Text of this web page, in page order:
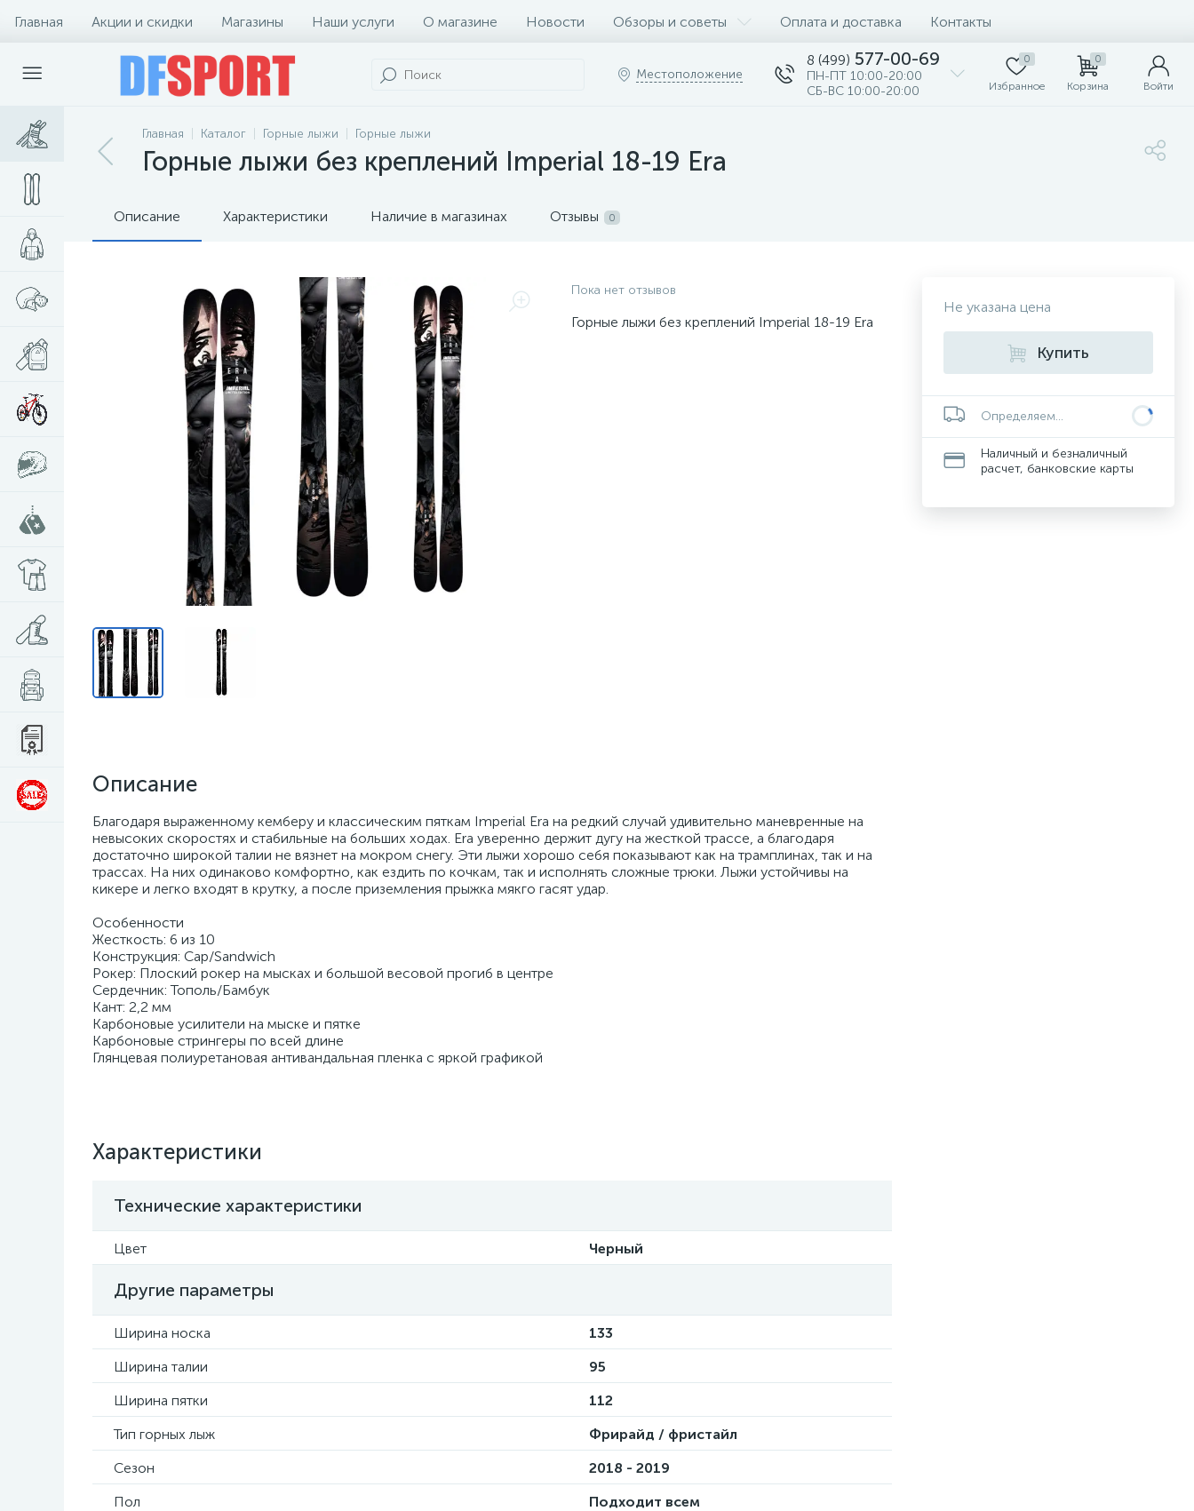
Главная Акции и скидки Магазины Наши услуги О магазине Новости Обзоры и советы Оплата и доставка Контакты
Местоположение
8 (499) 577-00-69
ПН-ПТ 10:00-20:00
СБ-ВС 10:00-20:00
0
Избранное
0
Корзина Войти
Главная Каталог Горные лыжи Горные лыжи
Горные лыжи без креплений Imperial 18-19 Era
Описание Характеристики Наличие в магазинах Отзывы 0
Пока нет отзывов
Горные лыжи без креплений Imperial 18-19 Era
Описание
Благодаря выраженному кемберу и классическим пяткам Imperial Era на редкий случай удивительно маневренные на
невысоких скоростях и стабильные на больших ходах. Era уверенно держит дугу на жесткой трассе, а благодаря
достаточно широкой талии не вязнет на мокром снегу. Эти лыжи хорошо себя показывают как на трамплинах, так и на
трассах. На них одинаково комфортно, как ездить по кочкам, так и исполнять сложные трюки. Лыжи устойчивы на
кикере и легко входят в крутку, а после приземления прыжка мякго гасят удар.
Особенности
Жесткость: 6 из 10
Конструкция: Cap/Sandwich
Рокер: Плоский рокер на мысках и большой весовой прогиб в центре
Сердечник: Тополь/Бамбук
Кант: 2,2 мм
Карбоновые усилители на мыске и пятке
Карбоновые стрингеры по всей длине
Глянцевая полиуретановая антивандальная пленка с яркой графикой
Характеристики
Технические характеристики
Цвет Черный
Другие параметры
Ширина носка
133
Ширина талии
95
Ширина пятки
112
Тип горных лыж
Фрирайд / фристайл
Сезон
2018 - 2019
Пол
Подходит всем
Не указана цена
Купить
Определяем...
Наличный и безналичный
расчет, банковские карты